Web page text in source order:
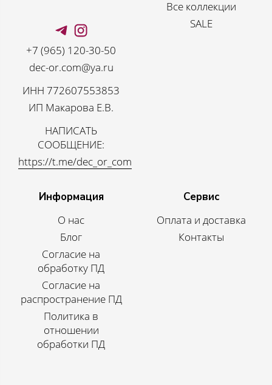
+7 (965) 120-30-50
dec-or.com@ya.ru
ИНН 772607553853
ИП Макарова Е.В.
НАПИСАТЬ
СООБЩЕНИЕ:
https://t.me/dec_or_com
Все коллекции
SALE
Информация
О нас
Блог
Согласие на
обработку ПД
Согласие на
распространение ПД
Политика в
отношении
обработки ПД
Сервис
Оплата и доставка
Контакты